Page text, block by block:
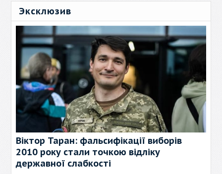
Эксклюзив
Віктор Таран: фальсифікації виборів
2010 року стали точкою відліку
державної слабкості